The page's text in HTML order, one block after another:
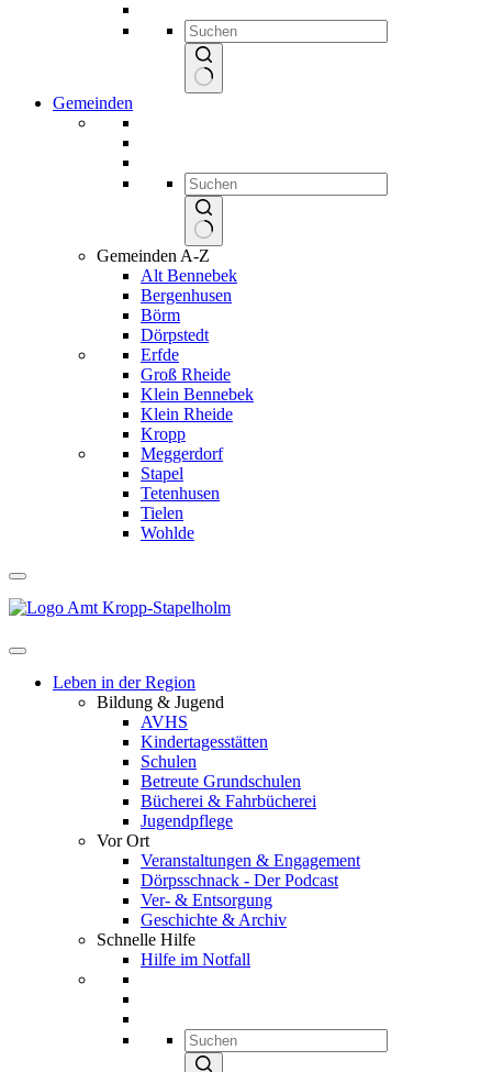
Gemeinden
Keine
Ergebnisse
Gemeinden A-Z
Alt Bennebek
Bergenhusen
Börm
Dörpstedt
Erfde
Groß Rheide
Klein Bennebek
Klein Rheide
Kropp
Meggerdorf
Stapel
Tetenhusen
Tielen
Wohlde
Leben in der Region
Bildung & Jugend
AVHS
Kindertagesstätten
Schulen
Betreute Grundschulen
Bücherei & Fahrbücherei
Jugendpflege
Vor Ort
Veranstaltungen & Engagement
Dörpsschnack - Der Podcast
Ver- & Entsorgung
Geschichte & Archiv
Schnelle Hilfe
Hilfe im Notfall